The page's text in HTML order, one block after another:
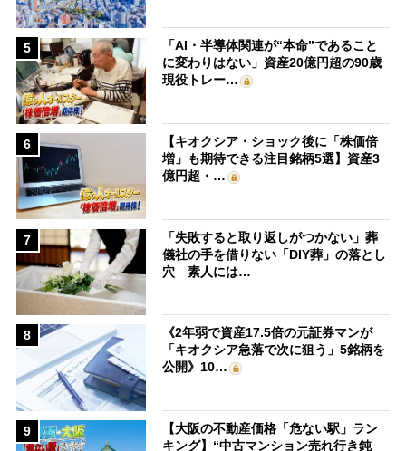
5
「AI・半導体関連が“本命”であること
に変わりはない」資産20億円超の90歳
現役トレー…
6
【キオクシア・ショック後に「株価倍
増」も期待できる注目銘柄5選】資産3
億円超・…
7
「失敗すると取り返しがつかない」葬
儀社の手を借りない「DIY葬」の落とし
穴 素人には…
8
《2年弱で資産17.5倍の元証券マンが
「キオクシア急落で次に狙う」5銘柄を
公開》10…
9
【大阪の不動産価格「危ない駅」ラン
キング】“中古マンション売れ行き鈍